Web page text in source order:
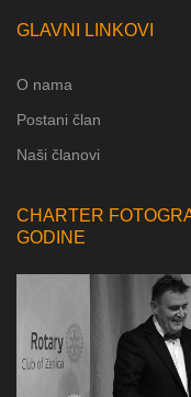
GLAVNI LINKOVI
O nama
Postani član
Naši članovi
CHARTER
GODINE